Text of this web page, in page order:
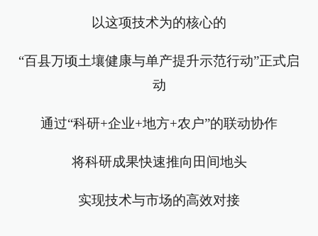
以这项技术为的核心的
“百县万顷土壤健康与单产提升示范行动”正式启
动
通过“科研+企业+地方+农户”的联动协作
将科研成果快速推向田间地头
实现技术与市场的高效对接